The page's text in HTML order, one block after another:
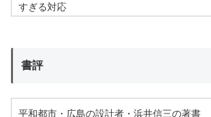
すぎる対応
書評
平和都市・広島の設計者・浜井信三の著書